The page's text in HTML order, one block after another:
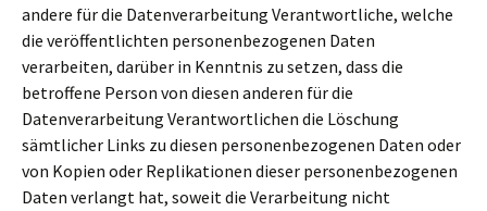
andere für die Datenverarbeitung Verantwortliche, welche
die veröffentlichten personenbezogenen Daten
verarbeiten, darüber in Kenntnis zu setzen, dass die
betroffene Person von diesen anderen für die
Datenverarbeitung Verantwortlichen die Löschung
sämtlicher Links zu diesen personenbezogenen Daten oder
von Kopien oder Replikationen dieser personenbezogenen
Daten verlangt hat, soweit die Verarbeitung nicht